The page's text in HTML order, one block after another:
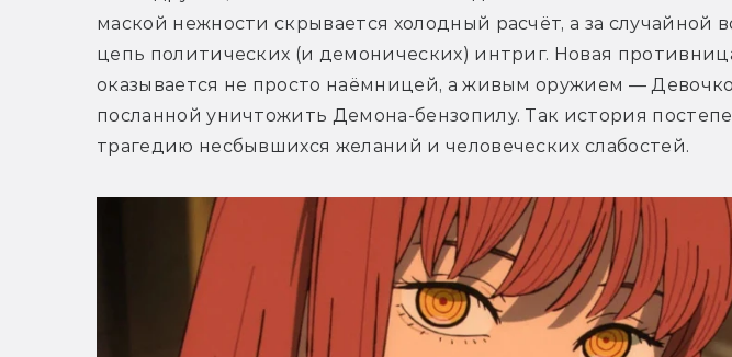
маской нежности скрывается холодный расчёт, а за случайной
цепь политических (и демонических) интриг. Новая
оказывается не просто наёмницей, а живым оружием —
посланной уничтожить Демона-бензопилу. Так история
трагедию несбывшихся желаний и человеческих слабостей.